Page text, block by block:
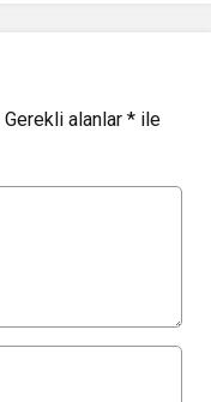
Gerekli alanlar * ile